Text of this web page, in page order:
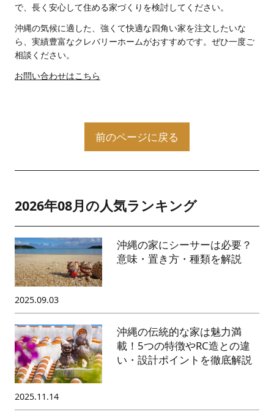
で、長く安心して住める家づくりを検討してください。
沖縄の気候に適した、強くて快適な四角い家を注文したいな
ら、実績豊富なクレバリーホームがおすすめです。ぜひ一度ご
相談ください。
お問い合わせはこちら
前のページに戻る
2026年08月の人気ランキング
2025.09.03
沖縄の家にシーサーは必要？
意味・置き方・種類を解説
2025.11.14
沖縄の伝統的な家は魅力満
載！5つの特徴やRC造との違
い・設計ポイントを徹底解説